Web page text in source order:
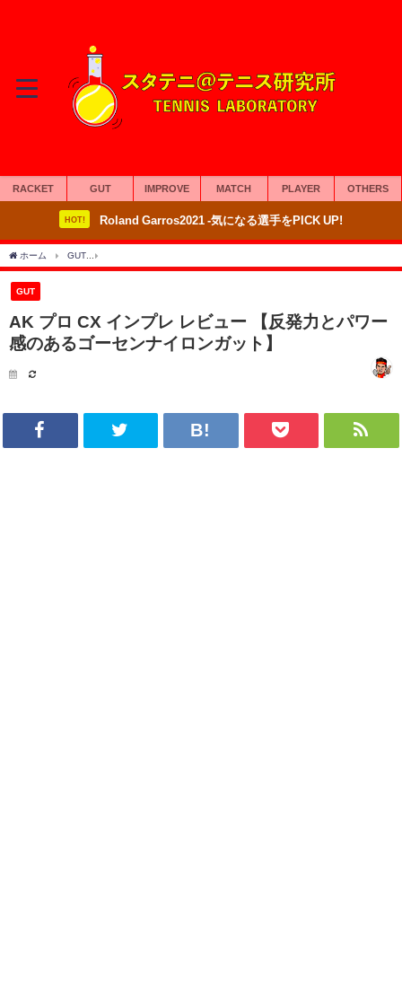
RACKET GUT IMPROVE MATCH PLAYER OTHERS
HOT! Roland Garros2021 -気になる選手をPICK UP!
ホーム GUT
GUT
AK プロ CX インプレ レビュー 【反発力とパワー
感のあるゴーセンナイロンガット】